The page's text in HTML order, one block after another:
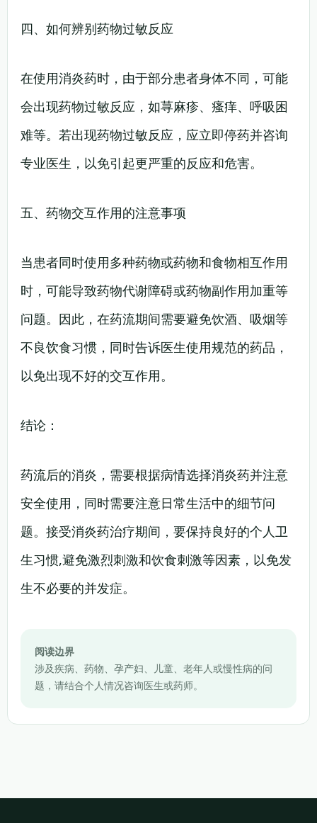
四、如何辨别药物过敏反应
在使用消炎药时，由于部分患者身体不同，可能
会出现药物过敏反应，如荨麻疹、瘙痒、呼吸困
难等。若出现药物过敏反应，应立即停药并咨询
专业医生，以免引起更严重的反应和危害。
五、药物交互作用的注意事项
当患者同时使用多种药物或药物和食物相互作用
时，可能导致药物代谢障碍或药物副作用加重等
问题。因此，在药流期间需要避免饮酒、吸烟等
不良饮食习惯，同时告诉医生使用规范的药品，
以免出现不好的交互作用。
结论：
药流后的消炎，需要根据病情选择消炎药并注意
安全使用，同时需要注意日常生活中的细节问
题。接受消炎药治疗期间，要保持良好的个人卫
生习惯,避免激烈刺激和饮食刺激等因素，以免发
生不必要的并发症。
阅读边界
涉及疾病、药物、孕产妇、儿童、老年人或慢性病的问
题，请结合个人情况咨询医生或药师。